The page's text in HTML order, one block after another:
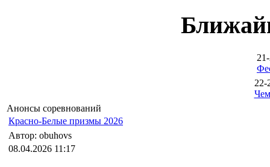
22-
Анонсы соревнований
Красно-Белые призмы 2026
Автор: obuhovs
08.04.2026 11:17